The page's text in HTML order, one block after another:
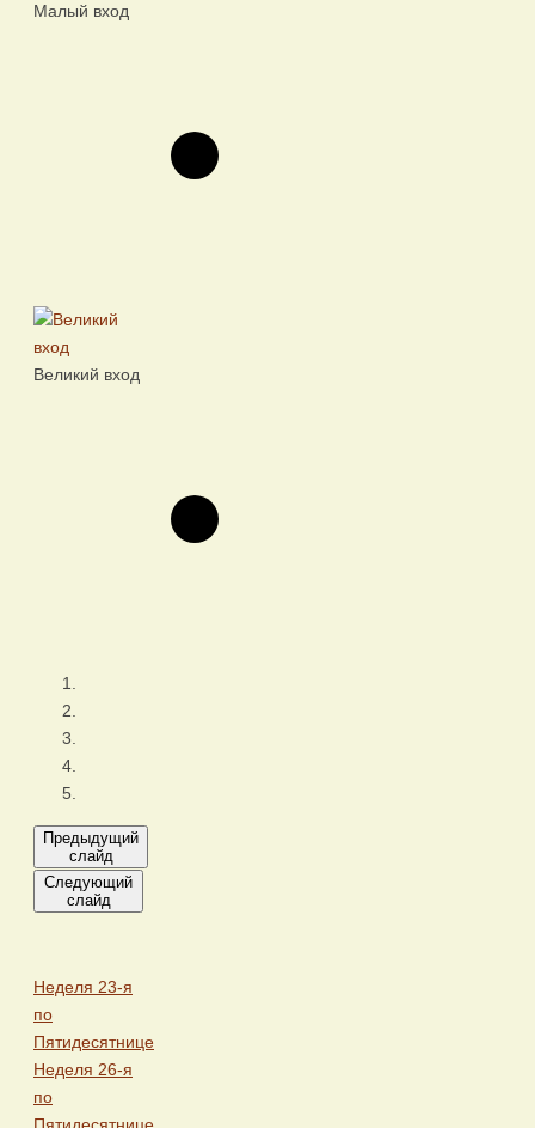
Малый вход
Великий вход
Предыдущий
слайд
Следующий
слайд
Неделя 23-я
по
Пятидесятнице
Неделя 26-я
по